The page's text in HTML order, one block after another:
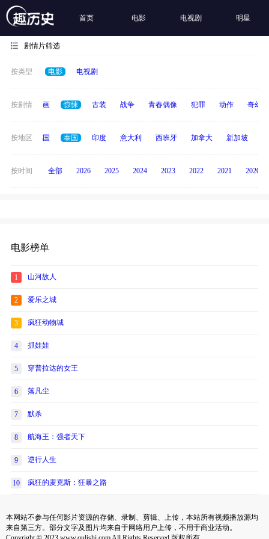
首页 电影 电视剧 明星
剧情片筛选
按类型 电影 电视剧
按剧情
悬疑 动画 惊悚 古装 战争 青春偶像 犯罪 动作 奇幻
按地区
韩国 德国 泰国 印度 意大利 西班牙 加拿大 新加坡
按时间 全部 2026 2025 2024 2023 2022 2021 2020
电影榜单
1 山河故人
2 爱乐之城
3 疯狂动物城
4 抓娃娃
5 穿普拉达的女王
6 落凡尘
7 默杀
8 航海王：强者天下
9 逆行人生
10 疯狂的麦克斯：狂暴之路
本网站不参与任何影片资源的存储、录制、剪辑、上传，本站所有视频播放源均
来自第三方。部分文字及图片均来自于网络用户上传，不用于商业活动。